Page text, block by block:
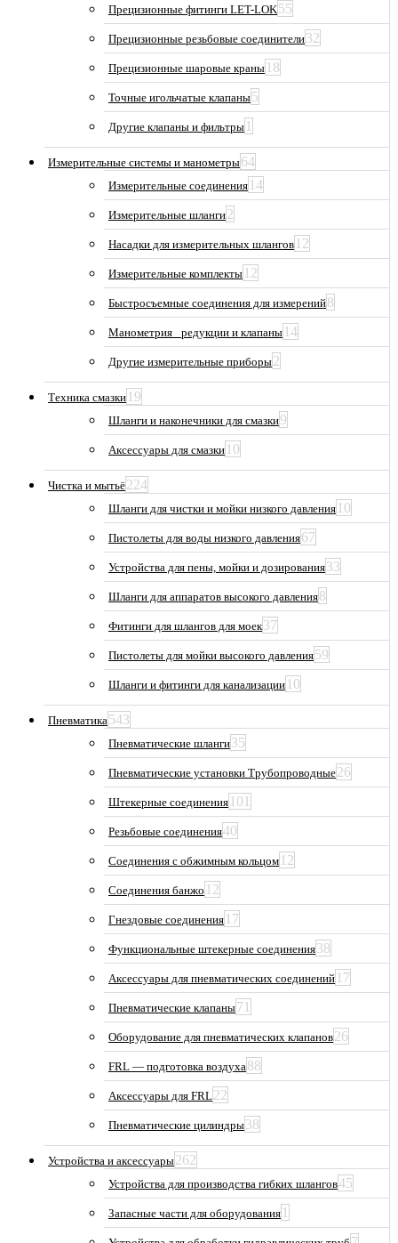
Прецизионные фитинги LET-LOK55
Прецизионные резьбовые соединители32
Прецизионные шаровые краны 18
Точные игольчатые клапаны5
Другие клапаны и фильтры 1
Измерительные системы и манометры64
Измерительные соединения 14
Измерительные шланги2
Насадки для измерительных шлангов 12
Измерительные комплекты 12
Быстросъемные соединения для измерений8
Манометрия_ редукции и клапаны 14
Другие измерительные приборы2
Техника смазки 19
Шланги и наконечники для смазки9
Аксессуары для смазки 10
Чистка и мытьё224
Шланги для чистки и мойки низкого давления 10
Пистолеты для воды низкого давления67
Устройства для пены, мойки и дозирования33
Шланги для аппаратов высокого давления8
Фитинги для шлангов для моек37
Пистолеты для мойки высокого давления59
Шланги и фитинги для канализации 10
Пневматика543
Пневматические шланги35
Пневматические установки Трубопроводные26
Штекерные соединения 101
Резьбовые соединения40
Соединения с обжимным кольцом 12
Соединения банжо 12
Гнездовые соединения 17
Функциональные штекерные соединения38
Аксессуары для пневматических соединений 17
Пневматические клапаны71
Оборудование для пневматических клапанов26
FRL — подготовка воздуха88
Аксессуары для FRL22
Пневматические цилиндры38
Устройства и аксессуары262
Устройства для производства гибких шлангов45
Запасные части для оборудования 1